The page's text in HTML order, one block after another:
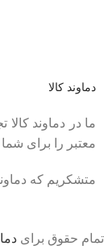
دماوند کالا
معتبر را برای شما
متشکریم که
تمام حقوق برای